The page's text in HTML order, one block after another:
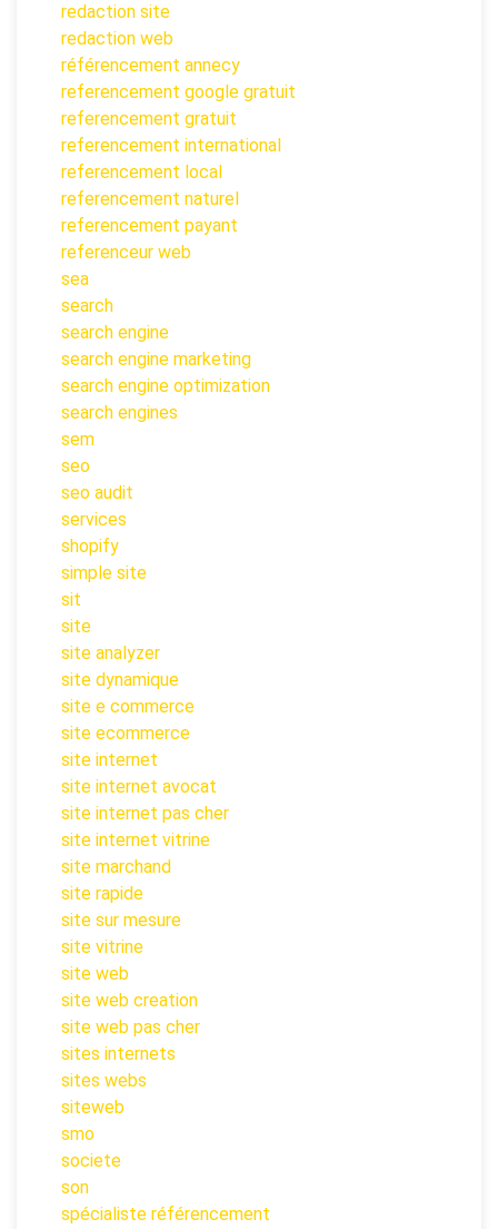
redaction site
redaction web
référencement annecy
referencement google gratuit
referencement gratuit
referencement international
referencement local
referencement naturel
referencement payant
referenceur web
sea
search
search engine
search engine marketing
search engine optimization
search engines
sem
seo
seo audit
services
shopify
simple site
sit
site
site analyzer
site dynamique
site e commerce
site ecommerce
site internet
site internet avocat
site internet pas cher
site internet vitrine
site marchand
site rapide
site sur mesure
site vitrine
site web
site web creation
site web pas cher
sites internets
sites webs
siteweb
smo
societe
son
spécialiste référencement